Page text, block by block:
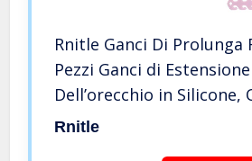
Rnitle Ganci Di Prolunga
Pezzi Ganci di Estensione
Dell’orecchio in Silicone,
Antiscivolo Gancio,per
Rnitle